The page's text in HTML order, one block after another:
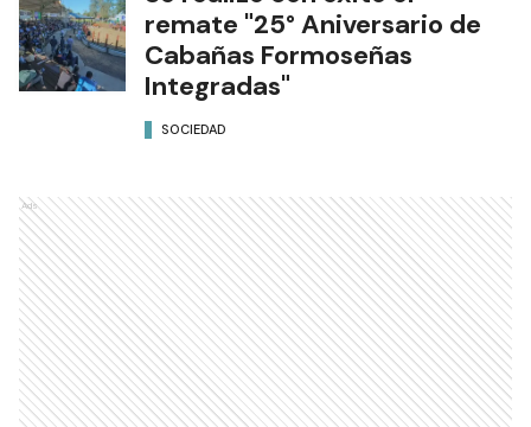
remate "25° Aniversario de
Cabañas Formoseñas
Integradas"
SOCIEDAD
Ads